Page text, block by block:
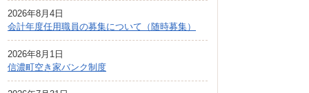
札・契約
定管理者制度
人情報
2026年8月4日
会計年度任用職員の募集について（随時募集）
2026年8月1日
信濃町空き家バンク制度